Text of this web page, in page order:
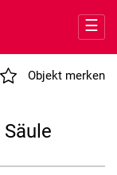
☰
Objekt merken